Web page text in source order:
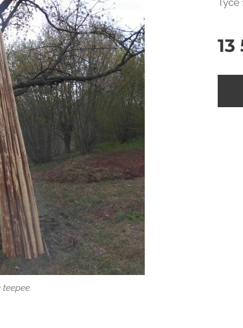
teepee
Tyče